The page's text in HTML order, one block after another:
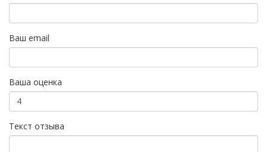
Ваш email
Ваша оценка
Текст отзыва